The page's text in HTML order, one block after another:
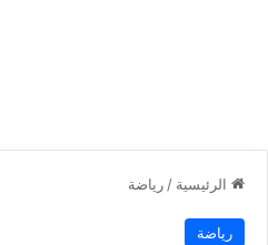
الرئيسية / رياضة
رياضة